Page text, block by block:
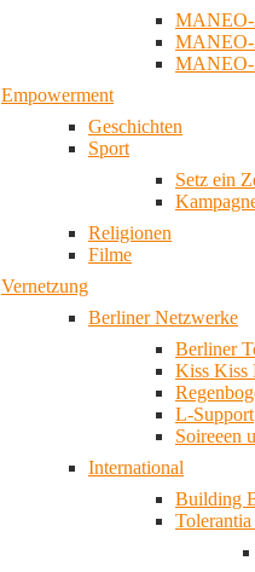
MANEO-
MANEO-
MANEO-
Empowerment
Geschichten
Sport
Setz ein
Religionen
Filme
Vernetzung
Berliner Netzwerke
Berliner
Kiss Kiss
L-Support
Soireeen
International
Building